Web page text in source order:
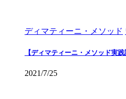
ディマティーニ・メソッド
【ディマティーニ・メソッド実
2021/7/25